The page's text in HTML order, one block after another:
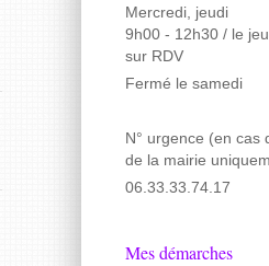
Mercredi, jeudi
9h00 - 12h30 / le
sur RDV
Fermé le samedi
N° urgence (en cas
de la mairie
06.33.33.74.17
Mes démarches